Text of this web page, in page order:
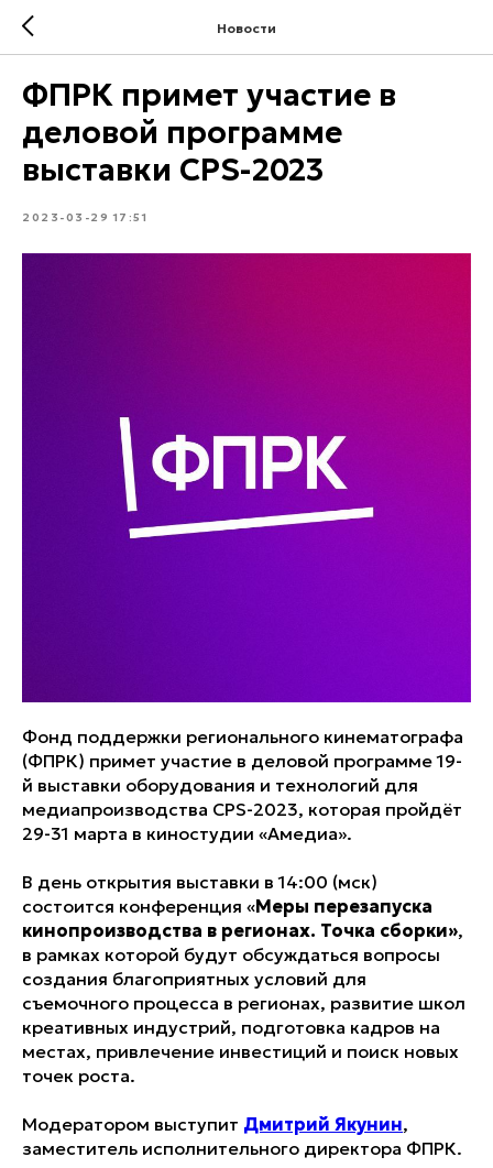
Новости
ФПРК примет участие в
деловой программе
выставки CPS-2023
2023-03-29 17:51
Фонд поддержки регионального кинематографа
(ФПРК) примет участие в деловой программе 19-
й выставки оборудования и технологий для
медиапроизводства CPS-2023, которая пройдёт
29-31 марта в киностудии «Амедиа».
В день открытия выставки в 14:00 (мск)
состоится конференция «Меры перезапуска
кинопроизводства в регионах. Точка сборки»,
в рамках которой будут обсуждаться вопросы
создания благоприятных условий для
съемочного процесса в регионах, развитие школ
креативных индустрий, подготовка кадров на
местах, привлечение инвестиций и поиск новых
точек роста.
Модератором выступит Дмитрий Якунин,
заместитель исполнительного директора ФПРК.